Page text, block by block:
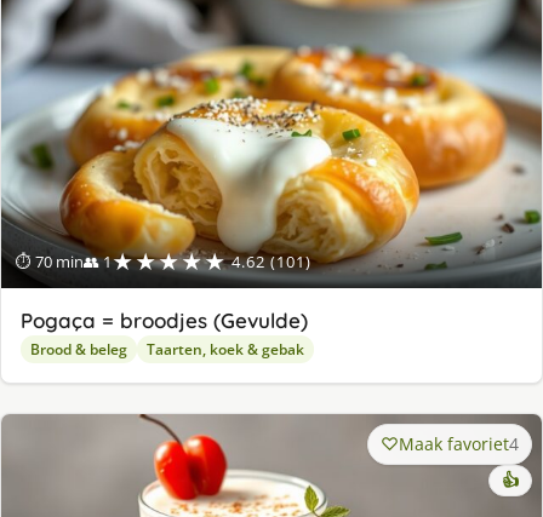
⏱ 70 min👥 1★★★★★ 4.62 (101)
Pogaça = broodjes (Gevulde)
Brood & beleg Taarten, koek & gebak
Maak favoriet4
👍